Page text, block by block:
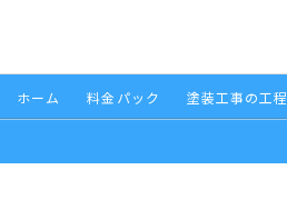
ホーム 料金パック 塗装工事の工程